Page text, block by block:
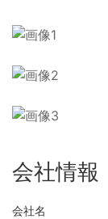
会社情報
会社名